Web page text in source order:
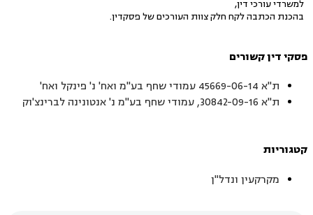
למשרדי עורכי דין,
בהכנת הכתבה לקח חלק צוות העורכים של פסקדין.
פסקי דין קשורים
ת"א 45669-06-14 עמודי שחף בע"מ ואח' נ' פינקל ואח'
ת"א 30842-09-16, עמודי שחף בע"מ נ' אנטונינה לברינצ'וק
קטגוריות
מקרקעין ונדל"ן